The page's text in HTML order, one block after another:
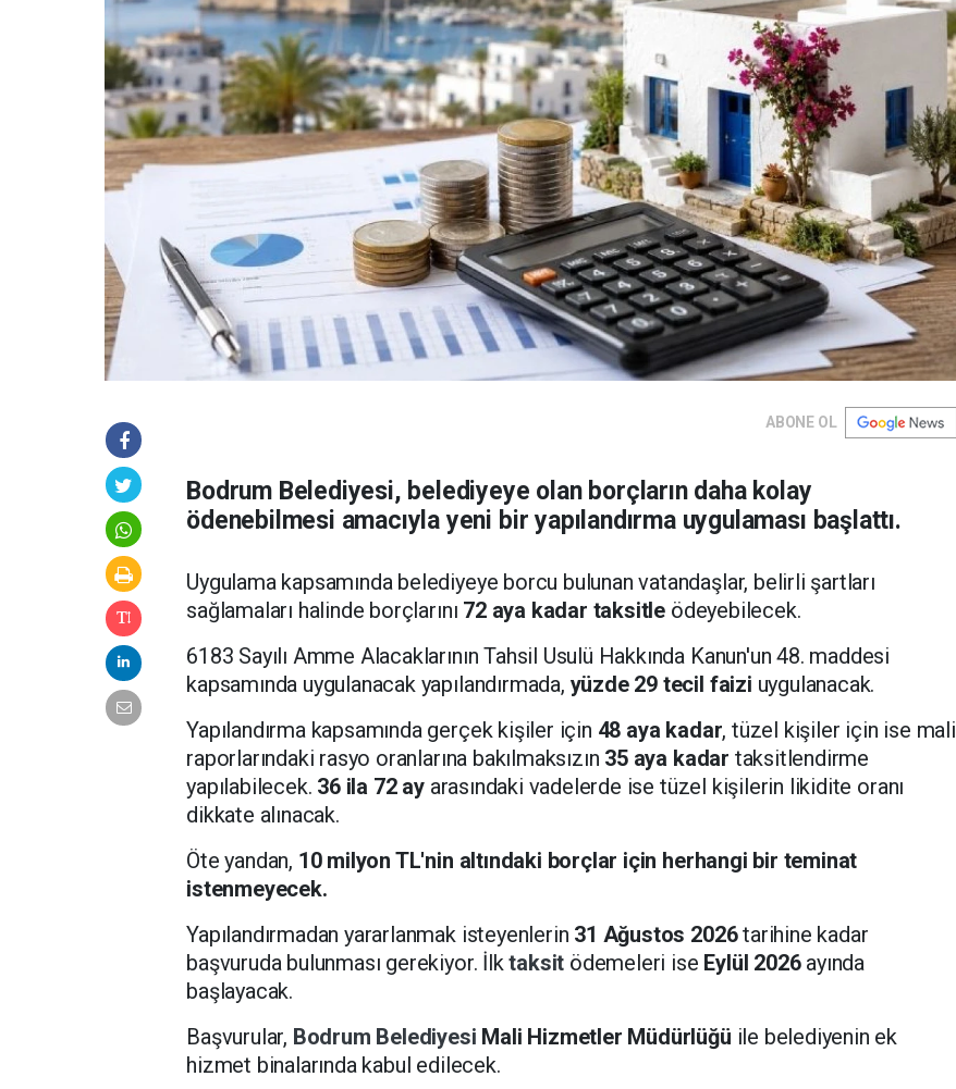
ABONE OL
Bodrum Belediyesi, belediyeye olan borçların daha kolay
ödenebilmesi amacıyla yeni bir yapılandırma uygulaması başlattı.
Uygulama kapsamında belediyeye borcu bulunan vatandaşlar, belirli şartları
sağlamaları halinde borçlarını 72 aya kadar taksitle ödeyebilecek.
6183 Sayılı Amme Alacaklarının Tahsil Usulü Hakkında Kanun'un 48. maddesi
kapsamında uygulanacak yapılandırmada, yüzde 29 tecil faizi uygulanacak.
Yapılandırma kapsamında gerçek kişiler için 48 aya kadar, tüzel kişiler için ise mali
raporlarındaki rasyo oranlarına bakılmaksızın 35 aya kadar taksitlendirme
yapılabilecek. 36 ila 72 ayarasındaki vadelerde ise tüzel kişilerin likidite oranı
dikkate alınacak.
Öte yandan, 10 milyon TL'nin altındaki borçlar için herhangi bir teminat
istenmeyecek.
Yapılandırmadan yararlanmak isteyenlerin 31 Ağustos 2026tarihine kadar
başvuruda bulunması gerekiyor. İlktaksit ödemeleri ise Eylül 2026ayında
başlayacak.
Başvurular, Bodrum Belediyesi Mali Hizmetler Müdürlüğü ile belediyenin ek
hizmet binalarında kabul edilecek.